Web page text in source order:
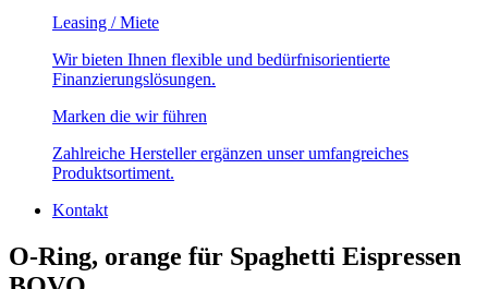
Leasing / Miete
Wir bieten Ihnen flexible und bedürfnisorientierte
Finanzierungslösungen.
Marken die wir führen
Zahlreiche Hersteller ergänzen unser umfangreiches
Produktsortiment.
Kontakt
O-Ring, orange für Spaghetti Eispressen